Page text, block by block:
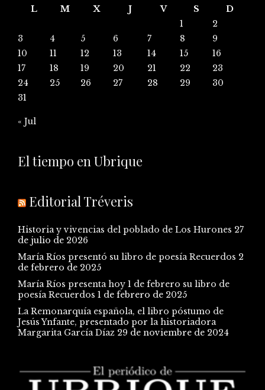
L
M X J V S
D
1
2
3
4 5 6 7 8
9
10
11 12 13 14 15
16
17
18 19 20 21 22
23
24
25 26 27 28 29
30
31
« Jul
El tiempo en Ubrique
Editorial Tréveris
Historia y vivencias del poblado de Los Hurones 27
de julio de 2026
María Ríos presentó su libro de poesía Recuerdos 2
de febrero de 2025
María Ríos presenta hoy 1 de febrero su libro de
poesía Recuerdos 1 de febrero de 2025
La Remonarquía española, el libro póstumo de
Jesús Ynfante, presentado por la historiadora
Margarita García Díaz 29 de noviembre de 2024